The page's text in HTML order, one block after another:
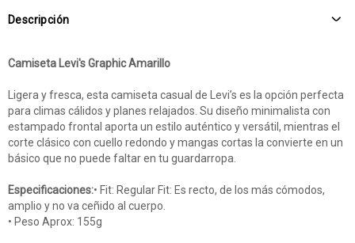
Descripción
Camiseta Levi's Graphic Amarillo
Ligera y fresca, esta camiseta casual de Levi’s es la opción perfecta
para climas cálidos y planes relajados. Su diseño minimalista con
estampado frontal aporta un estilo auténtico y versátil, mientras el
corte clásico con cuello redondo y mangas cortas la convierte en un
básico que no puede faltar en tu guardarropa.
Especificaciones:• Fit: Regular Fit: Es recto, de los más cómodos,
amplio y no va ceñido al cuerpo.
• Peso Aprox: 155g